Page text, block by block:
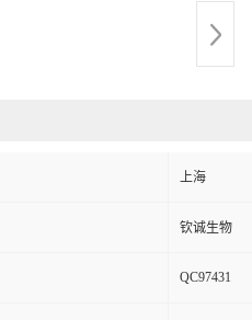
上海
钦诚生物
QC97431